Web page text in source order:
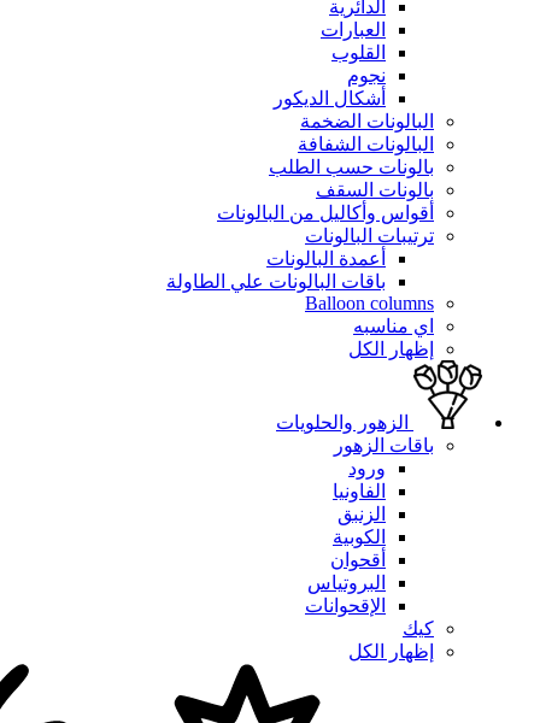
الدائرية
العبارات
القلوب
نجوم
أشكال الديكور
البالونات الضخمة
البالونات الشفافة
بالونات حسب الطلب
بالونات السقف
أقواس وأكاليل من البالونات
ترتيبات البالونات
أعمدة البالونات
باقات البالونات علي الطاولة
Balloon columns
اي مناسبه
إظهار الكل
الزهور والحلويات
باقات الزهور
ورود
الفاونيا
الزنبق
الكوبية
أقحوان
البروتياس
الإقحوانات
كيك
إظهار الكل